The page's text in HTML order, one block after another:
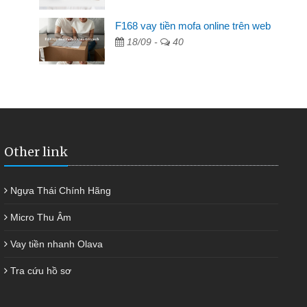
hàng không ai cho vay. Trong khi
việc riêng, trong 1-2 ngày tôi trả
giúp tôi kịp thời và nhanh chóng
F168 vay tiền mofa online trên web
18/09 - 40
Other link
Ngựa Thái Chính Hãng
Micro Thu Âm
Vay tiền nhanh Olava
Tra cứu hồ sơ